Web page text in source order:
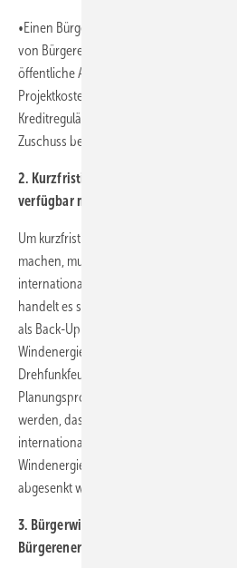
•Einen Bürgerenergiefonds einrichten:
von Bürgerenergieprojekten
öffentliche Anschubfinanzierung die
Projektkosten bezahlt werden. Kommt
Kreditregulär abbezahlt. Scheitert das
Zuschuss betrachtet.
2. Kurzfristig Ausbauflächen für
verfügbar machen
Um kurzfristig Flächen im Umfang von
machen, muss der Windenergieausbau
internationale Standards angepasst
handelt es sich um veraltete
als Back-Up für moderne Technik genutzt
Windenergie an Land sieht aktuell
Drehfunkfeuer verhindert, die oftmals
Planungsprozess fortgeschritten sind.
werden, dass sich die deutsche
internationale Standards hält und der
Windenergieanlagen zu D/VOR-Anlagen
abgesenkt wird.
3. Bürgerwindparks ermöglichen,
Bürgerenergieprojekte abschaffen